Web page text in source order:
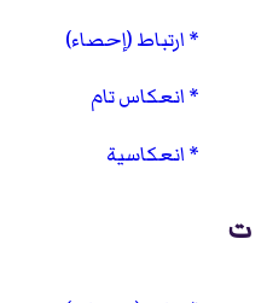
ارتباط (إحصاء)
انعكاس تام
انعكاسية
ت